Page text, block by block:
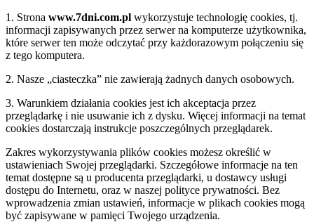
1. Strona www.7dni.com.pl wykorzystuje technologię cookies, tj.
informacji zapisywanych przez serwer na komputerze użytkownika,
które serwer ten może odczytać przy każdorazowym połączeniu się
z tego komputera.
2. Nasze „ciasteczka” nie zawierają żadnych danych osobowych.
3. Warunkiem działania cookies jest ich akceptacja przez
przeglądarkę i nie usuwanie ich z dysku. Więcej informacji na temat
cookies dostarczają instrukcje poszczególnych przeglądarek.
Zakres wykorzystywania plików cookies możesz określić w
ustawieniach Swojej przeglądarki. Szczegółowe informacje na ten
temat dostępne są u producenta przeglądarki, u dostawcy usługi
dostępu do Internetu, oraz w naszej polityce prywatności. Bez
wprowadzenia zmian ustawień, informacje w plikach cookies mogą
być zapisywane w pamięci Twojego urządzenia.